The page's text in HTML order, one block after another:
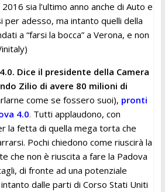
sia l’ultimo anno anche di Auto e
per adesso, ma intanto quelli della
a “farsi la bocca” a Verona, e non
Dice il presidente della Camera
Zilio di avere 80 milioni di
come se fossero suoi), pronti
4.0. Tutti applaudono, con
la fetta di quella mega torta che
Pochi chiedono come riuscirà la
che non è riuscita a fare la Padova
di fronte ad una potenziale
dalle parti di Corso Stati Uniti